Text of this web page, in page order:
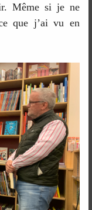
Même si je ne
que j’ai vu en